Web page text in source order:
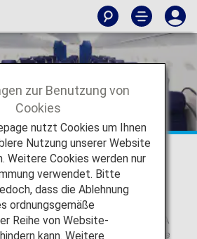
der
Class erhalten bei Flügen mit ANA
bedeutet einen gebobenen Service
zur Benutzung von
Cookies
nutzt Cookies um Ihnen
Nutzung unserer Website
Weitere Cookies werden nur
verwendet. Bitte
dass die Ablehnung
ordnungsgemäße
Reihe von Website-
kann. Weitere